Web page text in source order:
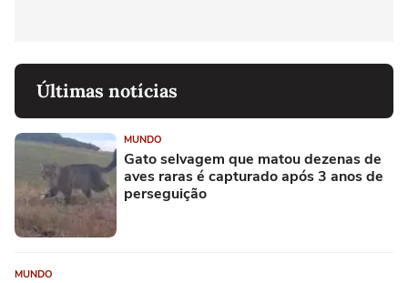
Últimas notícias
MUNDO
Gato selvagem que matou dezenas de
aves raras é capturado após 3 anos de
perseguição
MUNDO